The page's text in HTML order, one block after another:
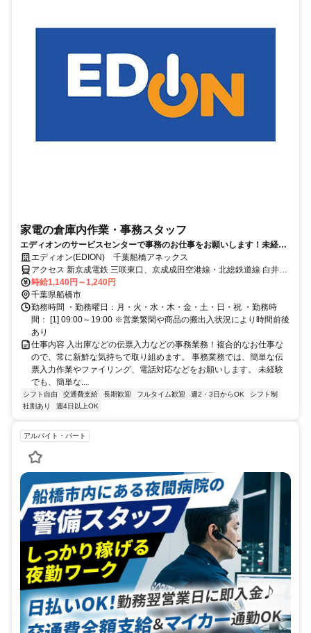
家電の倉庫内作業・事務スタッフ
エディオンのサービスセンターで事務のお仕事をお願いします！未経験
の方も先輩が丁寧に指導するので心配いりません。
エディオン(EDION) 千葉船橋アネックス
アクセス 新京成電鉄 三咲東口、京成成田空港線・北総鉄道線 白井南
口 県道288号線 小室交差点を南へ
時給1,140円～1,240円
千葉県船橋市
勤務時間 ・勤務曜日：月・火・水・木・金・土・日・祝 ・勤務時
間： [1] 09:00～19:00 ※営業繁閑や商品の搬出入状況により時間前後
あり
仕事内容 入出庫などの伝票入力などの事務業務！複合的なお仕事な
ので、常に新鮮な気持ちで取り組めます。 事務業務では、簡単な伝
票入力作業やファイリング、電話対応などをお願いします。 未経験
でも、簡単な...
シフト自由 交通費支給 長期歓迎 フルタイム歓迎 週2・3日からOK
シフト制
社割あり
週4日以上OK
アルバイト・パート